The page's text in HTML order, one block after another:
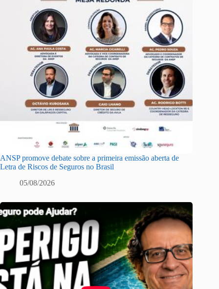
ANSP promove debate sobre a primeira emissão aberta de
Letra de Riscos de Seguros no Brasil
05/08/2026